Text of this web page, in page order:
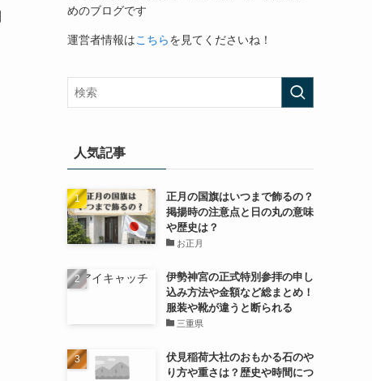
めのブログです
運営者情報はこちらを見てくださいね！
人気記事
正月の国旗はいつまで飾るの？
掲揚時の注意点と日の丸の意味
や歴史は？
お正月
伊勢神宮の正式特別参拝の申し
込み方法や金額など総まとめ！
服装や靴が違うと断られる
三重県
伏見稲荷大社のおもかる石のや
り方や重さは？歴史や時間につ